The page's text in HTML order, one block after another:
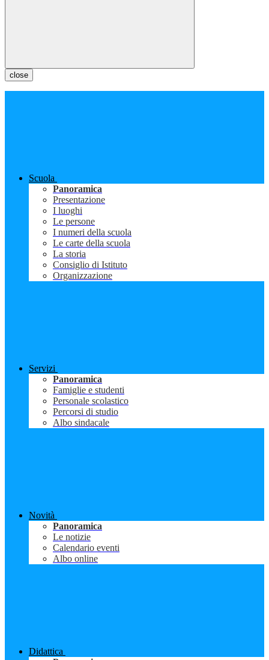
close
Scuola
Panoramica
Presentazione
I luoghi
Le persone
I numeri della scuola
Le carte della scuola
La storia
Consiglio di Istituto
Organizzazione
Servizi
Panoramica
Famiglie e studenti
Personale scolastico
Percorsi di studio
Albo sindacale
Novità
Panoramica
Le notizie
Calendario eventi
Albo online
Didattica